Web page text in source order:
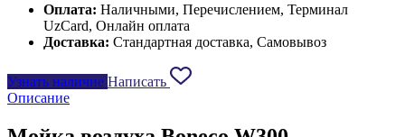
Оплата: Наличными, Перечислением, Терминал
UzCard, Онлайн оплата
Доставка: Стандартная доставка, Самовывоз
Узнать наличие Написать
Описание